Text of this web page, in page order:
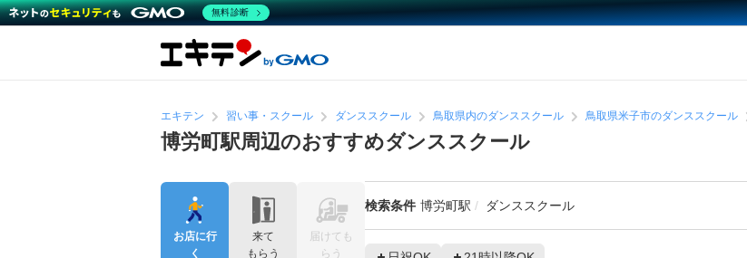
エキテン 習い事・スクール ダンススクール 鳥取県内のダンススクール 鳥取県米子市のダンススクール
博労町駅周辺のおすすめダンススクール
検索条件 博労町駅 ダンススクール
お店に行
く
来て
もらう
届けても
らう
無料診断